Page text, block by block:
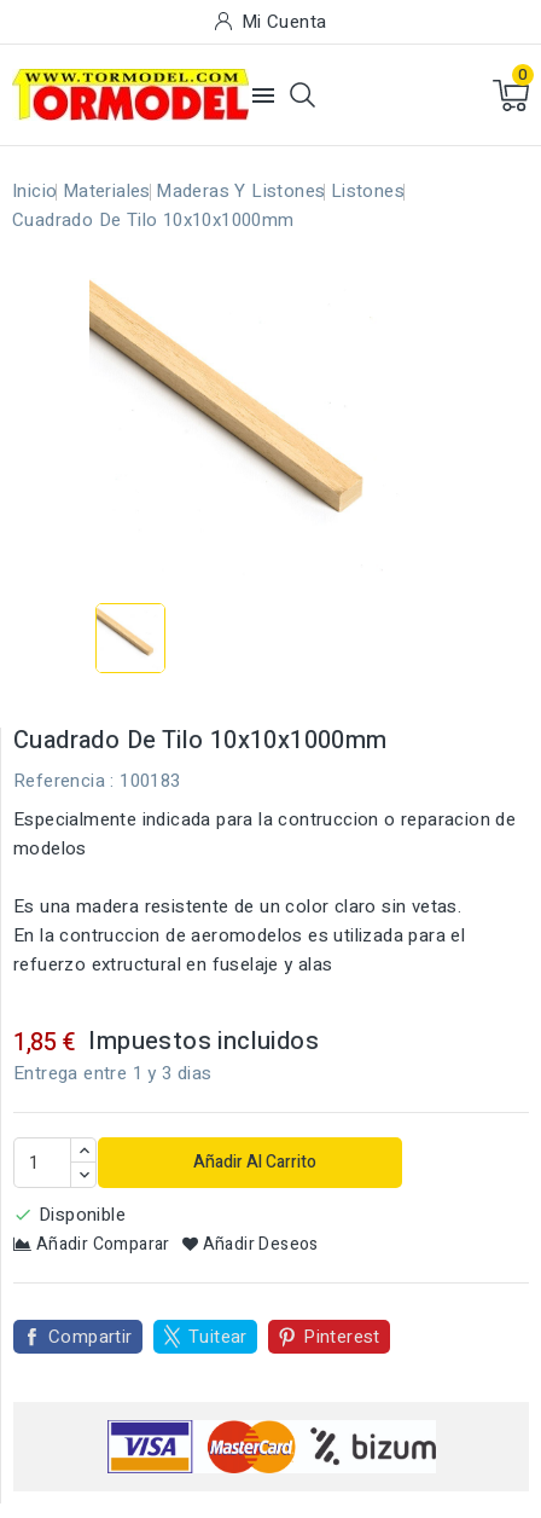
Mi Cuenta

0
Inicio Materiales Maderas Y Listones Listones
Cuadrado De Tilo 10x10x1000mm
Cuadrado De Tilo 10x10x1000mm
Referencia : 100183
Especialmente indicada para la contruccion o reparacion de
modelos
Es una madera resistente de un color claro sin vetas.
En la contruccion de aeromodelos es utilizada para el
refuerzo extructural en fuselaje y alas
1,85 € Impuestos incluidos
Entrega entre 1 y 3 dias
Añadir Al Carrito
 Disponible
Añadir Comparar Añadir Deseos
Compartir Tuitear Pinterest